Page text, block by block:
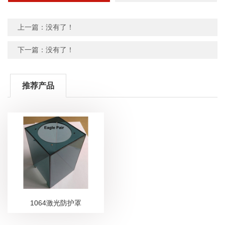
上一篇：没有了！
下一篇：没有了！
推荐产品
1064激光防护罩